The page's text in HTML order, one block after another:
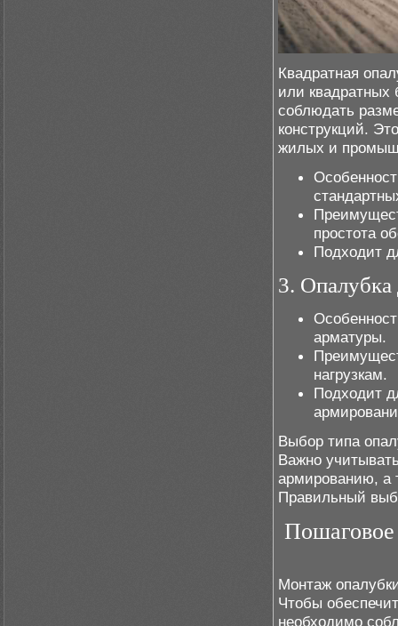
Квадратная
или квадратных
соблюдать
конструкций.
жилых и
простота
Подходит
3.
арматуры.
нагрузкам.
Подходит
Выбор типа
Важно
армированию, а
Правильный
Пошаговое
Монтаж
Чтобы
необходимо